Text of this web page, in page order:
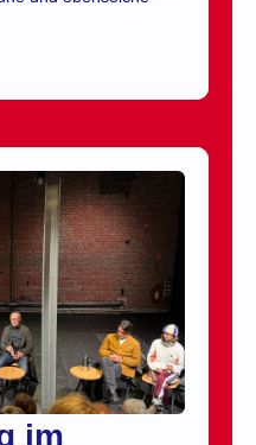
im